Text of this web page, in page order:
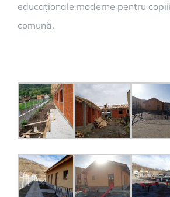
educaționale moderne pentru
comună.